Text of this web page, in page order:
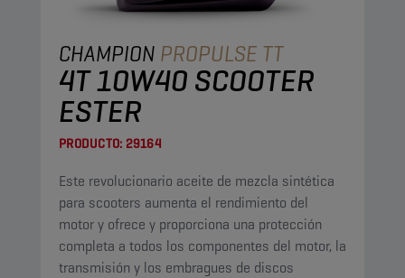
CHAMPION PROPULSE TT
4T 10W40 SCOOTER
ESTER
PRODUCTO: 29164
Este revolucionario aceite de mezcla sintética
para scooters aumenta el rendimiento del
motor y ofrece y proporciona una protección
completa a todos los componentes del motor, la
transmisión y los embragues de discos